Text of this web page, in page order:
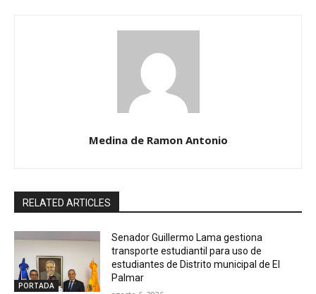
Medina de Ramon Antonio
RELATED ARTICLES
PORTADA
Senador Guillermo Lama gestiona
transporte estudiantil para uso de
estudiantes de Distrito municipal de El
Palmar